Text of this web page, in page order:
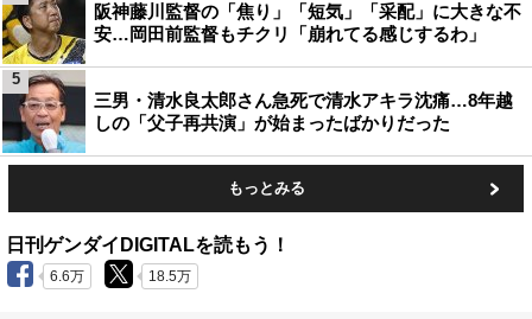
阪神藤川監督の「焦り」「短気」「采配」に大きな不
安…岡田前監督もチクリ「崩れてる感じするわ」
三男・清水良太郎さん急死で清水アキラ沈痛…8年越
しの「父子再共演」が始まったばかりだった
5
もっとみる
日刊ゲンダイDIGITALを読もう！
6.6万 18.5万